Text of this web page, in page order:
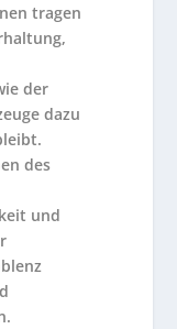
tragen
der
dazu
des
und